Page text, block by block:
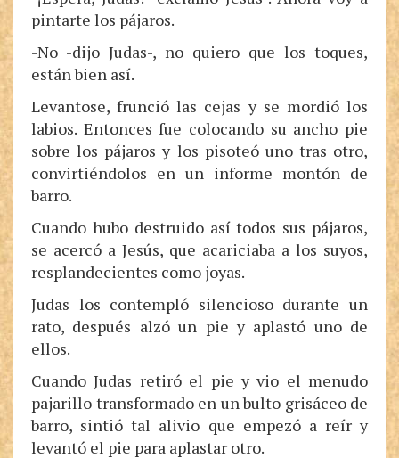
pintarte los pájaros.
-No -dijo Judas-, no quiero que los toques,
están bien así.
Levantose, frunció las cejas y se mordió los
labios. Entonces fue colocando su ancho pie
sobre los pájaros y los pisoteó uno tras otro,
convirtiéndolos en un informe montón de
barro.
Cuando hubo destruido así todos sus pájaros,
se acercó a Jesús, que acariciaba a los suyos,
resplandecientes como joyas.
Judas los contempló silencioso durante un
rato, después alzó un pie y aplastó uno de
ellos.
Cuando Judas retiró el pie y vio el menudo
pajarillo transformado en un bulto grisáceo de
barro, sintió tal alivio que empezó a reír y
levantó el pie para aplastar otro.